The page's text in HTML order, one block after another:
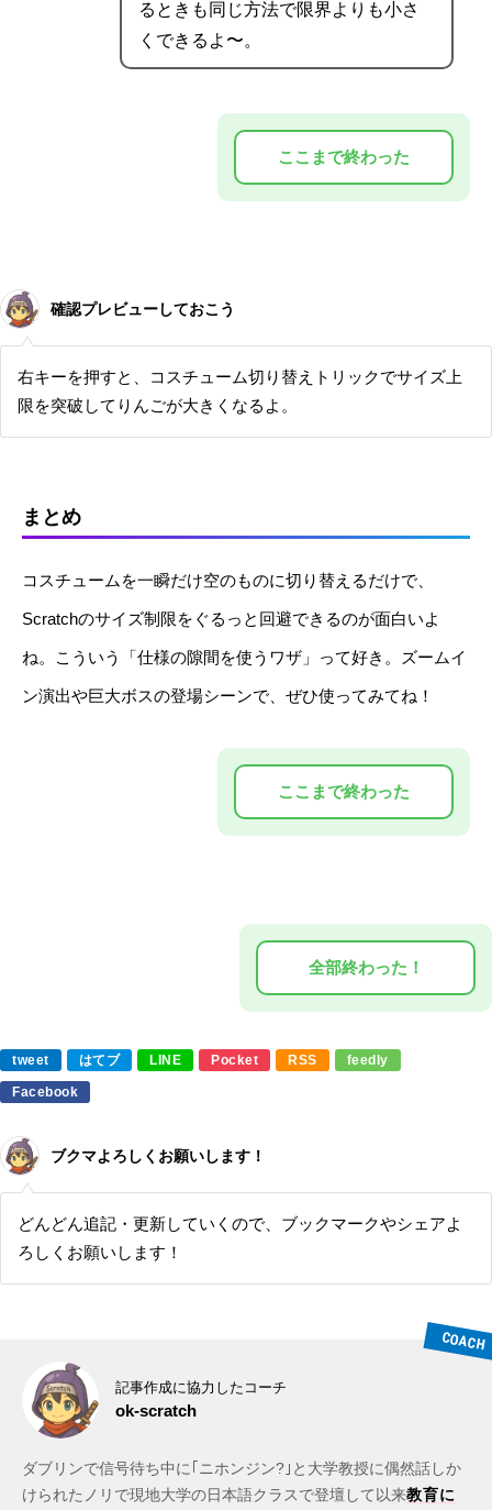
るときも同じ方法で限界よりも小さ
くできるよ〜。
確認プレビューしておこう
右キーを押すと、コスチューム切り替えトリックでサイズ上
限を突破してりんごが大きくなるよ。
まとめ
コスチュームを一瞬だけ空のものに切り替えるだけで、
Scratchのサイズ制限をぐるっと回避できるのが面白いよ
ね。こういう「仕様の隙間を使うワザ」って好き。ズームイ
ン演出や巨大ボスの登場シーンで、ぜひ使ってみてね！
tweet はてブ LINE Pocket RSS feedly
Facebook
ブクマよろしくお願いします！
どんどん追記・更新していくので、ブックマークやシェアよ
ろしくお願いします！
記事作成に協力したコーチ
ok-scratch
ダブリンで信号待ち中に｢ニホンジン?｣と大学教授に偶然話しか
けられたノリで現地大学の日本語クラスで登壇して以来教育に